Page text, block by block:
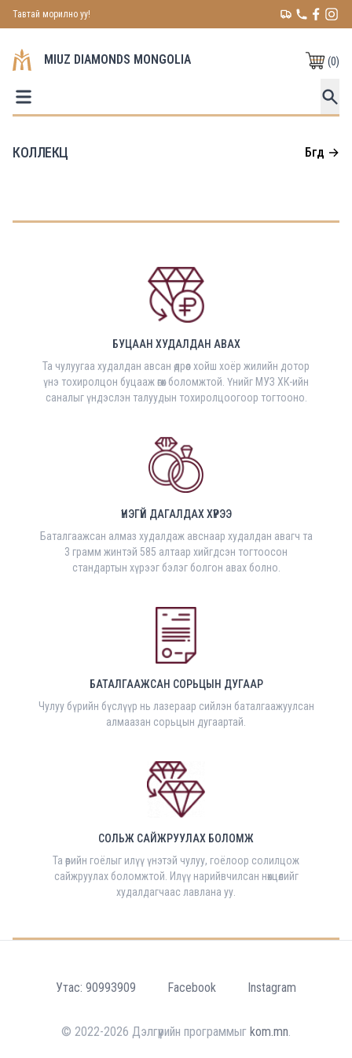
Тавтай морилно уу!
MIUZ DIAMONDS MONGOLIA (0)
КОЛЛЕКЦ Бүгд →
БУЦААН ХУДАЛДАН АВАХ
Та чулуугаа худалдан авсан өдрөөс хойш хоёр жилийн дотор
үнэ тохиролцон буцааж өгөх боломжтой. Үнийг МУЗ ХК-ийн
саналыг үндэслэн талуудын тохиролцоогоор тогтооно.
ҮНЭГҮЙ ДАГАЛДАХ ХҮРЭЭ
Баталгаажсан алмаз худалдаж авснаар худалдан авагч та
3 грамм жинтэй 585 алтаар хийгдсэн тогтоосон
стандартын хүрээг бэлэг болгон авах болно.
БАТАЛГААЖСАН СОРЬЦЫН ДУГААР
Чулуу бүрийн бүслүүр нь лазераар сийлэн баталгаажуулсан
алмаазан сорьцын дугаартай.
СОЛЬЖ САЙЖРУУЛАХ БОЛОМЖ
Та өөрийн гоёлыг илүү үнэтэй чулуу, гоёлоор солилцож
сайжруулах боломжтой. Илүү нарийвчилсан нөхцөлийг
худалдагчаас лавлана уу.
Утас: 90993909 Facebook Instagram
© 2022-2026 Дэлгүүрийн программыг kom.mn.